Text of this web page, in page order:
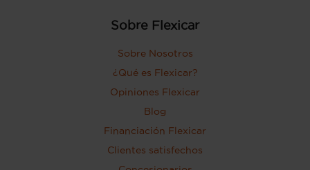
Sobre Flexicar
Sobre Nosotros
¿Qué es Flexicar?
Opiniones Flexicar
Blog
Financiación Flexicar
Clientes satisfechos